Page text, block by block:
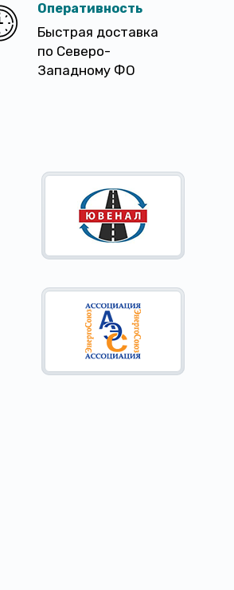
Оперативность
Быстрая доставка
по Северо-
Западному ФО